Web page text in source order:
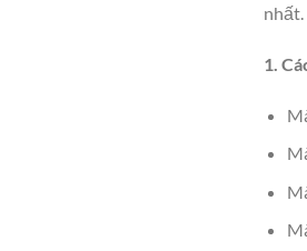
nhất.
1.